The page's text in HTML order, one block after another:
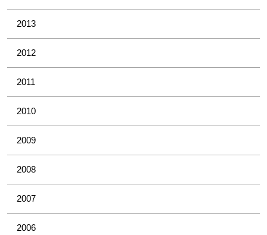
2013
2012
2011
2010
2009
2008
2007
2006